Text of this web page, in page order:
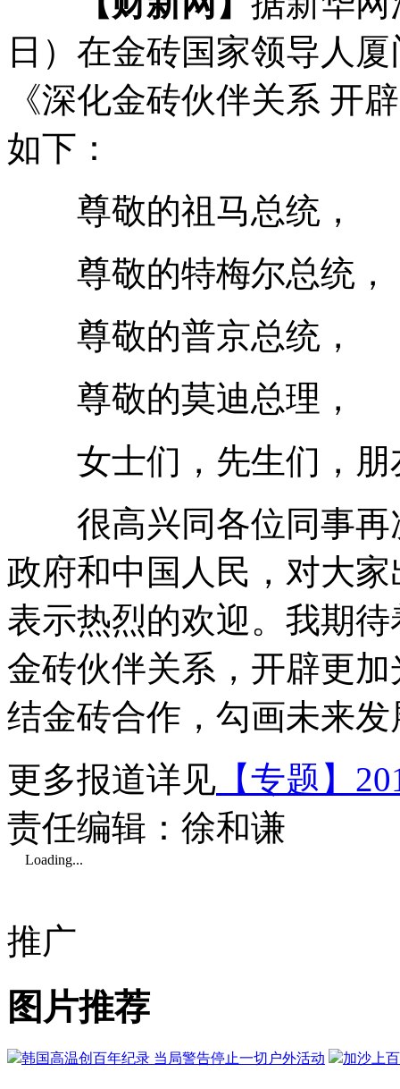
日）在金砖国家领导人
《深化金砖伙伴关系 开
如下：
尊敬的祖马总统，
尊敬的特梅尔总统，
尊敬的普京总统，
尊敬的莫迪总理，
女士们，先生们，朋
很高兴同各位同事再
政府和中国人民，对大
表示热烈的欢迎。我期
金砖伙伴关系，开辟更
结金砖合作，勾画未来
更多报道详见 【专题】
责任编辑：徐和谦
Loading...
推广
图片推荐
韩国高温创百年纪录 当局警告停止一切户外活动 加沙上